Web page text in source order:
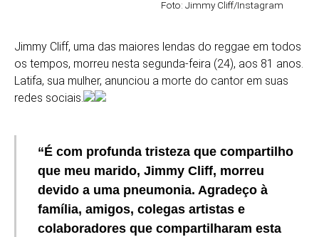
Foto: Jimmy Cliff/Instagram
Jimmy Cliff, uma das maiores lendas do reggae em todos
os tempos, morreu nesta segunda-feira (24), aos 81 anos.
Latifa, sua mulher, anunciou a morte do cantor em suas
redes sociais.
“É com profunda tristeza que compartilho
que meu marido, Jimmy Cliff, morreu
devido a uma pneumonia. Agradeço à
família, amigos, colegas artistas e
colaboradores que compartilharam esta